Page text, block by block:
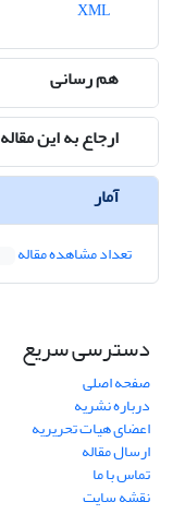
هم رسانی
ارجاع به این مقاله
آمار
تعداد مشاهده مقاله
دسترسی سریع
صفحه اصلی
درباره نشریه
اعضای هیات تحریریه
ارسال مقاله
تماس با ما
نقشه سایت